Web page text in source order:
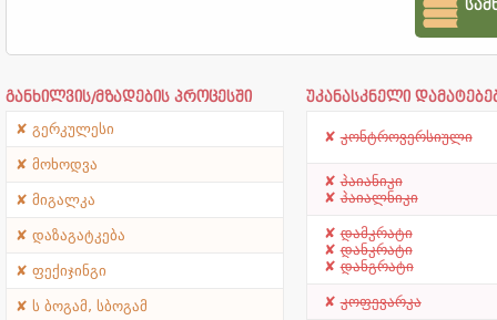
განხილვის/მზადების პროცესში
გერკულესი
მოხოდვა
მიგალკა
დაზაგატკება
ფექიჯინგი
ს ბოგამ, სბოგამ
უკანასკნელი
კონტროვერსიული
პაიანიკი
პაიალნიკი
დამკრატი
დანკრატი
დანგრატი
კოფევარკა